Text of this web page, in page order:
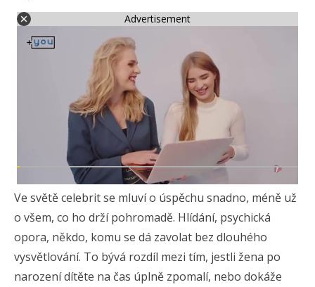
Advertisement
Ve světě celebrit se mluví o úspěchu snadno, méně už
o všem, co ho drží pohromadě. Hlídání, psychická
opora, někdo, komu se dá zavolat bez dlouhého
vysvětlování. To bývá rozdíl mezi tím, jestli žena po
narození dítěte na čas úplně zpomalí, nebo dokáže